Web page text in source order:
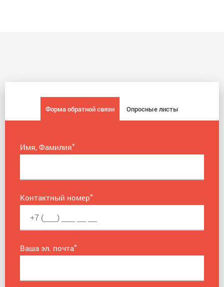
Форма обратной связи Опросные листы
Имя, Фамилия*
Контактный номер*
Ваша эл. почта*